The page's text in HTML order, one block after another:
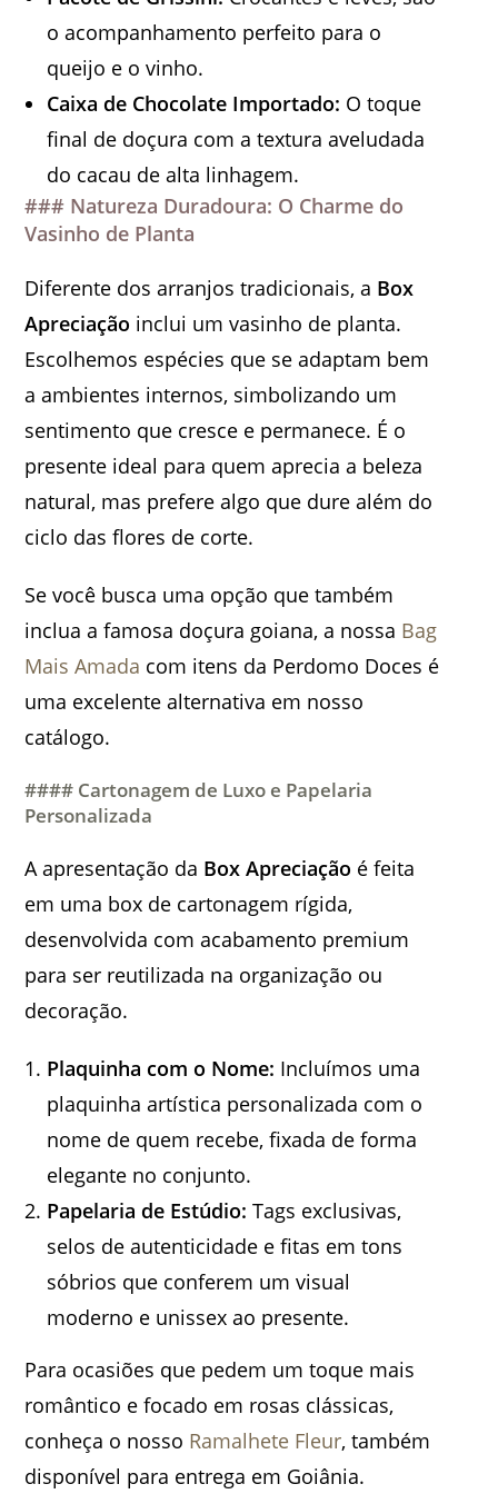
o acompanhamento perfeito para o
queijo e o vinho.
Caixa de Chocolate Importado: O toque
final de doçura com a textura aveludada
do cacau de alta linhagem.
### Natureza Duradoura: O Charme do
Vasinho de Planta
Diferente dos arranjos tradicionais, a Box
Apreciação inclui um vasinho de planta.
Escolhemos espécies que se adaptam bem
a ambientes internos, simbolizando um
sentimento que cresce e permanece. É o
presente ideal para quem aprecia a beleza
natural, mas prefere algo que dure além do
ciclo das flores de corte.
Se você busca uma opção que também
inclua a famosa doçura goiana, a nossa Bag
Mais Amada com itens da Perdomo Doces é
uma excelente alternativa em nosso
catálogo.
#### Cartonagem de Luxo e Papelaria
Personalizada
A apresentação da Box Apreciação é feita
em uma box de cartonagem rígida,
desenvolvida com acabamento premium
para ser reutilizada na organização ou
decoração.
Plaquinha com o Nome: Incluímos uma
plaquinha artística personalizada com o
nome de quem recebe, fixada de forma
elegante no conjunto.
Papelaria de Estúdio: Tags exclusivas,
selos de autenticidade e fitas em tons
sóbrios que conferem um visual
moderno e unissex ao presente.
Para ocasiões que pedem um toque mais
romântico e focado em rosas clássicas,
conheça o nosso Ramalhete Fleur, também
disponível para entrega em Goiânia.